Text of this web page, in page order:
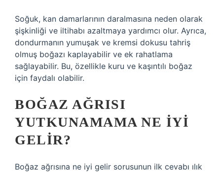
Soğuk, kan damarlarının daralmasına neden olarak
şişkinliği ve iltihabı azaltmaya yardımcı olur. Ayrıca,
dondurmanın yumuşak ve kremsi dokusu tahriş
olmuş boğazı kaplayabilir ve ek rahatlama
sağlayabilir. Bu, özellikle kuru ve kaşıntılı boğaz
için faydalı olabilir.
BOĞAZ AĞRISI
YUTKUNAMAMA NE IYI
GELIR?
Boğaz ağrısına ne iyi gelir sorusunun ilk cevabı ılık